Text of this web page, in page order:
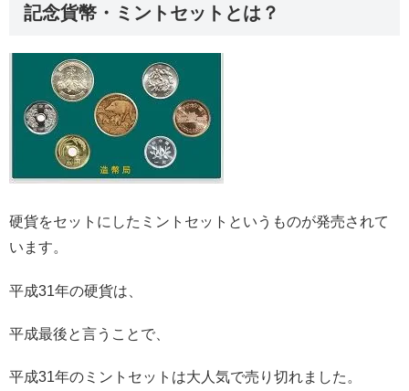
記念貨幣・ミントセットとは？
硬貨をセットにしたミントセットというものが発売されて
います。
平成31年の硬貨は、
平成最後と言うことで、
平成31年のミントセットは大人気で売り切れました。